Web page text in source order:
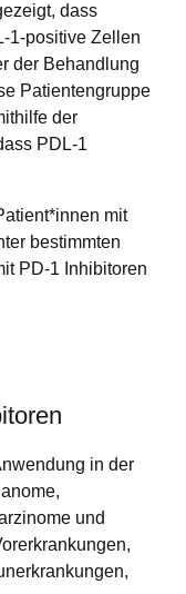
dass
1-positive Zellen
der Behandlung
Patientengruppe
der
PDL-1
mit
bestimmten
PD-1 Inhibitoren
in der
und